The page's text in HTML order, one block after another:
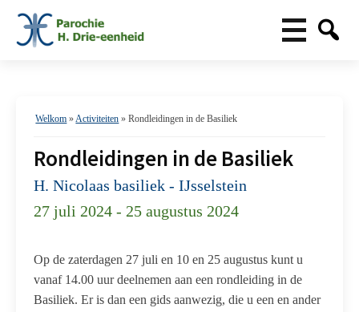
Welkom »Activiteiten »Rondleidingen in de Basiliek
Rondleidingen in de Basiliek
H. Nicolaas basiliek - IJsselstein
27 juli 2024 - 25 augustus 2024
Op de zaterdagen 27 juli en 10 en 25 augustus kunt u
vanaf 14.00 uur deelnemen aan een rondleiding in de
Basiliek. Er is dan een gids aanwezig, die u een en ander